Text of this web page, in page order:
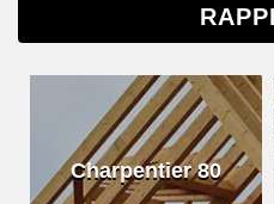
Charpentier 80